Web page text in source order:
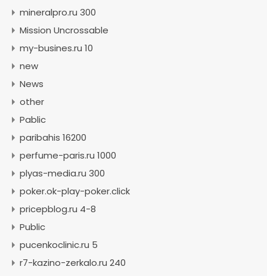
mineralpro.ru 300
Mission Uncrossable
my-busines.ru 10
new
News
other
Pablic
paribahis 16200
perfume-paris.ru 1000
plyas-media.ru 300
poker.ok-play-poker.click
pricepblog.ru 4-8
Public
pucenkoclinic.ru 5
r7-kazino-zerkalo.ru 240